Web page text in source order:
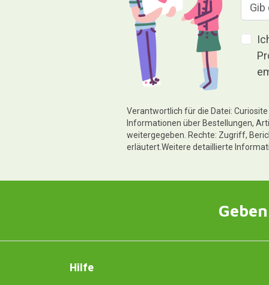
Verantwortlich für die Datei:
Informationen über Bestellungen,
weitergegeben. Rechte: Zugriff,
erläutert.Weitere detaillierte
Hilfe